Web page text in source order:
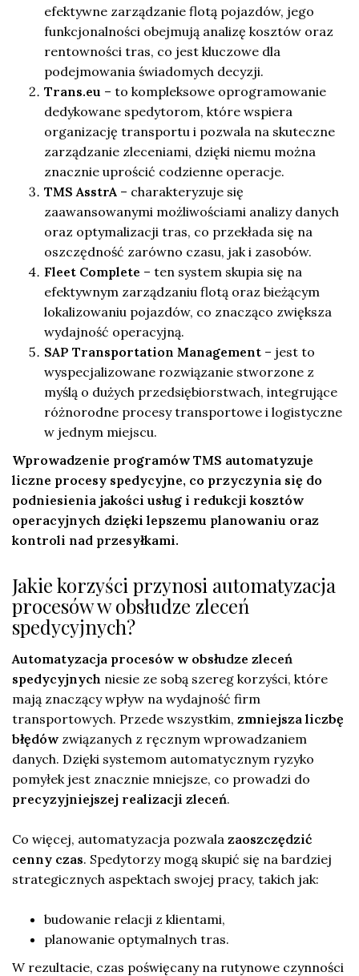
efektywne zarządzanie flotą pojazdów, jego
funkcjonalności obejmują analizę kosztów oraz
rentowności tras, co jest kluczowe dla
podejmowania świadomych decyzji.
Trans.eu – to kompleksowe oprogramowanie
dedykowane spedytorom, które wspiera
organizację transportu i pozwala na skuteczne
zarządzanie zleceniami, dzięki niemu można
znacznie uprościć codzienne operacje.
TMS AsstrA – charakteryzuje się
zaawansowanymi możliwościami analizy danych
oraz optymalizacji tras, co przekłada się na
oszczędność zarówno czasu, jak i zasobów.
Fleet Complete – ten system skupia się na
efektywnym zarządzaniu flotą oraz bieżącym
lokalizowaniu pojazdów, co znacząco zwiększa
wydajność operacyjną.
SAP Transportation Management – jest to
wyspecjalizowane rozwiązanie stworzone z
myślą o dużych przedsiębiorstwach, integrujące
różnorodne procesy transportowe i logistyczne
w jednym miejscu.
Wprowadzenie programów TMS automatyzuje
liczne procesy spedycyjne, co przyczynia się do
podniesienia jakości usług i redukcji kosztów
operacyjnych dzięki lepszemu planowaniu oraz
kontroli nad przesyłkami.
Jakie korzyści przynosi automatyzacja
procesów w obsłudze zleceń
spedycyjnych?
Automatyzacja procesów w obsłudze zleceń
spedycyjnych niesie ze sobą szereg korzyści, które
mają znaczący wpływ na wydajność firm
transportowych. Przede wszystkim, zmniejsza liczbę
błędów związanych z ręcznym wprowadzaniem
danych. Dzięki systemom automatycznym ryzyko
pomyłek jest znacznie mniejsze, co prowadzi do
precyzyjniejszej realizacji zleceń.
Co więcej, automatyzacja pozwala zaoszczędzić
cenny czas. Spedytorzy mogą skupić się na bardziej
strategicznych aspektach swojej pracy, takich jak:
budowanie relacji z klientami,
planowanie optymalnych tras.
W rezultacie, czas poświęcany na rutynowe czynności